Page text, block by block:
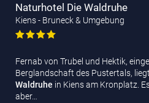
Naturhotel Die Waldruhe
Kiens - Bruneck & Umgebung
Fernab von Trubel und Hektik,
Berglandschaft des Pustertals,
Waldruhe in Kiens am Kronplatz.
aber…